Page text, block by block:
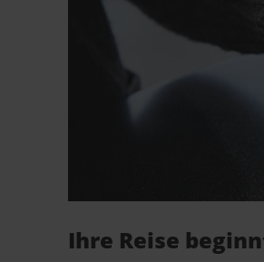
Ihre Reise